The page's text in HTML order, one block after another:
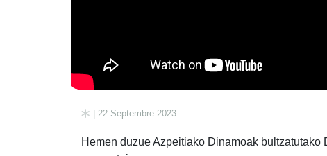
| 22 Septembre 2023
Hemen duzue Azpeitiako Dinamoak